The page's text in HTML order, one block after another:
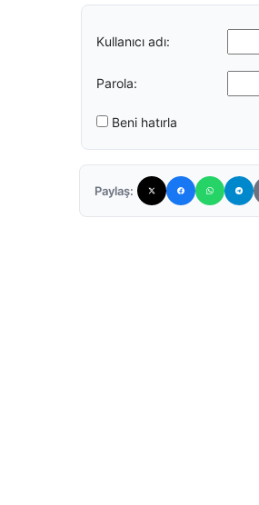
Kullanıcı adı:
Parola:
Beni hatırla
Paylaş: